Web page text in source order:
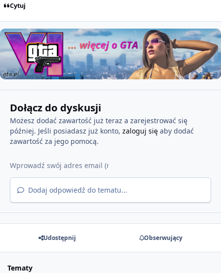
Cytuj
Dołącz do dyskusji
Możesz dodać zawartość już teraz a zarejestrować się
później. Jeśli posiadasz już konto, zaloguj sięaby dodać
zawartość za jego pomocą.
Dodaj odpowiedź do tematu...
Udostępnij Obserwujący
Tematy